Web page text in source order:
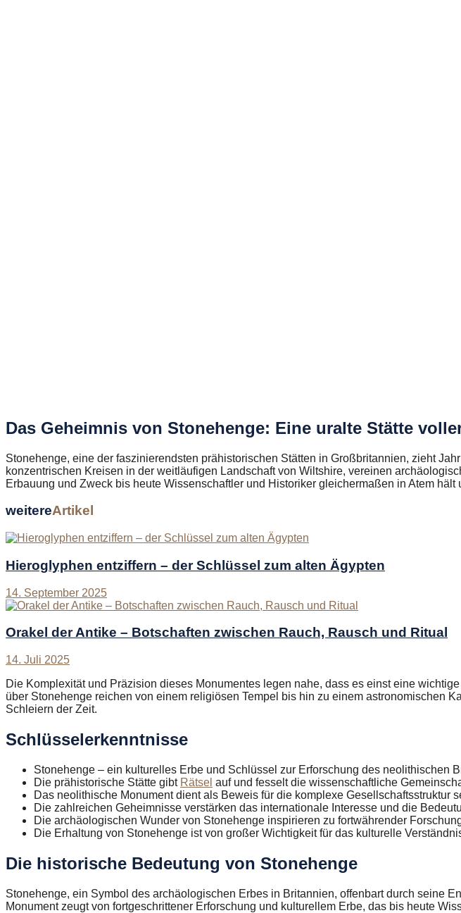
Das Geheimnis von Stonehenge: Eine uralte Stätte
Stonehenge, eine der faszinierendsten prähistorischen Stätten in Großbritannien, zieht
konzentrischen Kreisen in der weitläufigen Landschaft von Wiltshire, vereinen
Erbauung und Zweck bis heute Wissenschaftler und Historiker gleichermaßen in Atem
weitereArtikel
Hieroglyphen entziffern – der Schlüssel zum alten Ägypten
14. September 2025
Orakel der Antike – Botschaften zwischen Rauch, Rausch und Ritual
14. Juli 2025
Die Komplexität und Präzision dieses Monumentes legen nahe, dass es einst eine
über Stonehenge reichen von einem religiösen Tempel bis hin zu einem astronomischen
Schleiern der Zeit.
Schlüsselerkenntnisse
Stonehenge – ein kulturelles Erbe und Schlüssel zur Erforschung des neolithischen
Die prähistorische Stätte gibt Rätsel auf und fesselt die wissenschaftliche
Das neolithische Monument dient als Beweis für die komplexe Gesellschaftsstruktur
Die zahlreichen Geheimnisse verstärken das internationale Interesse und die
Die archäologischen Wunder von Stonehenge inspirieren zu fortwährender
Die Erhaltung von Stonehenge ist von großer Wichtigkeit für das kulturelle
Die historische Bedeutung von Stonehenge
Stonehenge, ein Symbol des archäologischen Erbes in Britannien, offenbart durch seine
Monument zeugt von fortgeschrittener Erforschung und kulturellem Erbe, das bis heute